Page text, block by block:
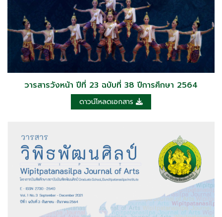
วารสารวังหน้า ปีที่ 23 ฉบับที่ 38 ปีการศึกษา 2564
ดาวน์โหลดเอกสาร